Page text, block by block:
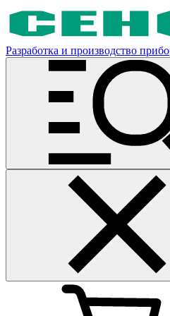
Разработка и производство